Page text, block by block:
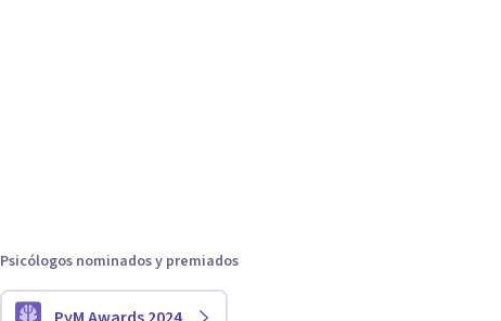
Psicólogos nominados y premiados